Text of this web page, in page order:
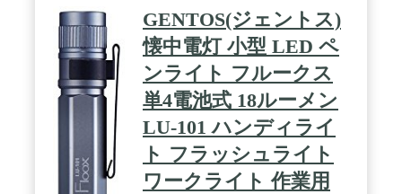
ライトは、買い替えのための出費が地味に痛いもの
ですが、その点充電式ペンライトならとっても経済
的。10回利用する場合、電池式ペンライトと比較し
て約3,000円もお得になる計算に。浮いたお金で好き
なアイドルのCDや推しのグッズを買うこともでき
ちゃいます。 / 🔦【カラーチェンジは豊富な全15
色】曲やメンバーカラーに合わせたカラチェンを楽
しむことができます。操作も「進む」「戻る」ボタ
ンのみでシンプルで簡単。親指付近にボタンがあ
り、ペンライトを握ったまま片手でスムーズにカラ
チェンができます。 🔦【長時間利用にこだわった
独自設計】内蔵する充電池をコンパクト化すること
GENTOS(ジェントス)
懐中電灯 小型 LED ペ
ンライト フルークス
単4電池式 18ルーメン
LU-101 ハンディライ
ト フラッシュライト
ワークライト 作業用